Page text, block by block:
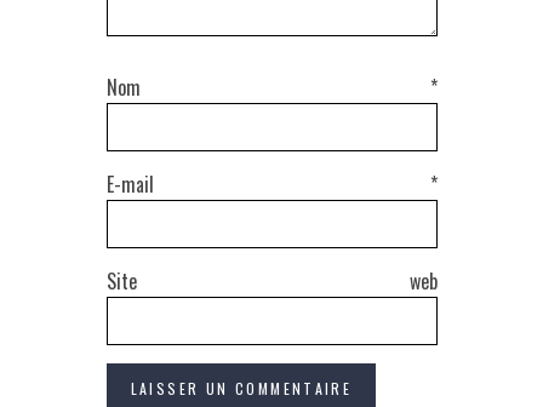
Nom *
E-mail *
Site web